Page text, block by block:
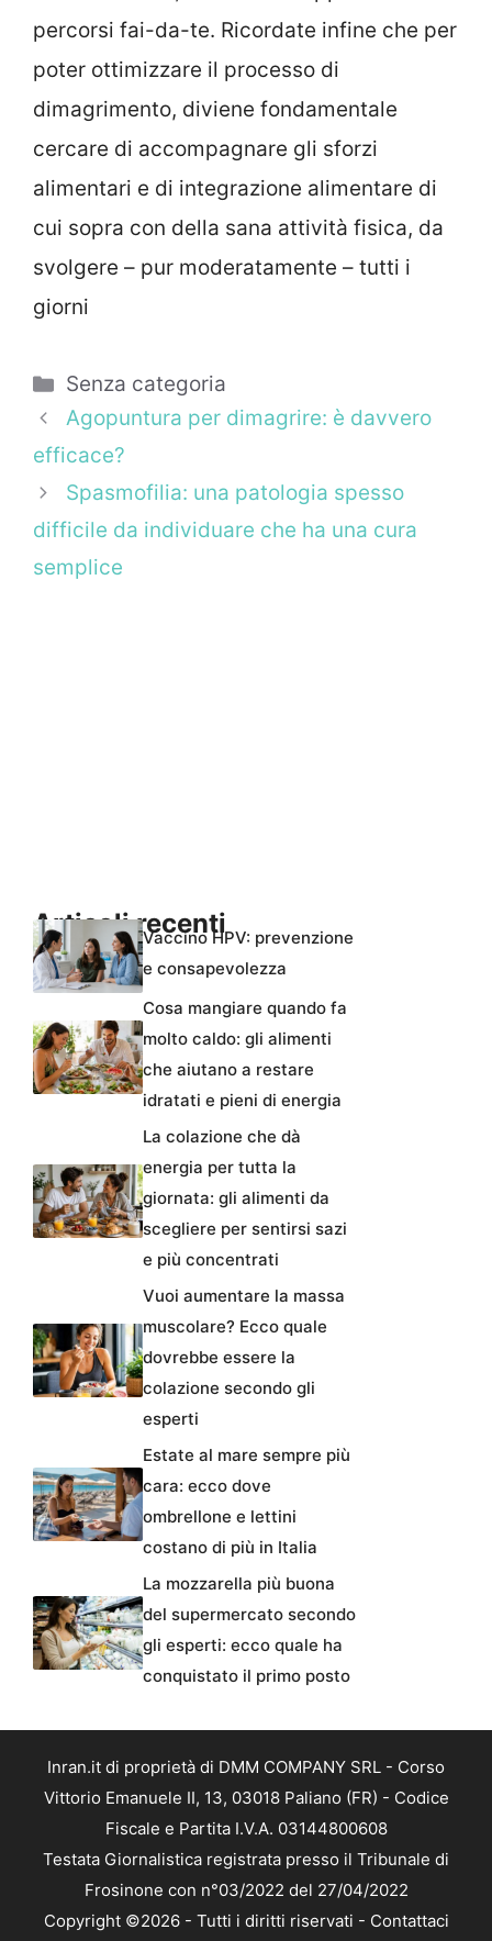
percorsi fai-da-te. Ricordate infine che per
poter ottimizzare il processo di
dimagrimento, diviene fondamentale
cercare di accompagnare gli sforzi
alimentari e di integrazione alimentare di
cui sopra con della sana attività fisica, da
svolgere – pur moderatamente – tutti i
giorni
Categorie
Senza categoria
Agopuntura per dimagrire: è davvero
efficace?
Spasmofilia: una patologia spesso
difficile da individuare che ha una cura
semplice
Articoli recentiVaccino HPV: prevenzione
e consapevolezza
Cosa mangiare quando fa
molto caldo: gli alimenti
che aiutano a restare
idratati e pieni di energia
La colazione che dà
energia per tutta la
giornata: gli alimenti da
scegliere per sentirsi sazi
e più concentrati
Vuoi aumentare la massa
muscolare? Ecco quale
dovrebbe essere la
colazione secondo gli
esperti
Estate al mare sempre più
cara: ecco dove
ombrellone e lettini
costano di più in Italia
La mozzarella più buona
del supermercato secondo
gli esperti: ecco quale ha
conquistato il primo posto
Inran.it di proprietà di DMM COMPANY SRL - Corso
Vittorio Emanuele II, 13, 03018 Paliano (FR) - Codice
Fiscale e Partita I.V.A. 03144800608
Testata Giornalistica registrata presso il Tribunale di
Frosinone con n°03/2022 del 27/04/2022
Copyright ©2026 - Tutti i diritti riservati - Contattaci